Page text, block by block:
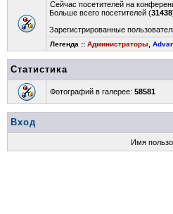
Сейчас посетителей на
Больше всего посетителей (31438
Зарегистрированные
Легенда :: Администраторы
Статистика
Фотографий в галерее: 58581
Вход
Имя